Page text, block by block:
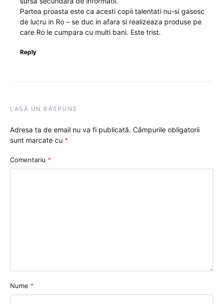
Partea proasta este ca acesti copii talentati nu-si gasesc
de lucru in Ro – se duc in afara si realizeaza produse pe
care Ro le cumpara cu multi bani. Este trist.
Reply
LASĂ UN RĂSPUNS
Adresa ta de email nu va fi publicată. Câmpurile obligatorii
sunt marcate cu *
Comentariu *
Nume *